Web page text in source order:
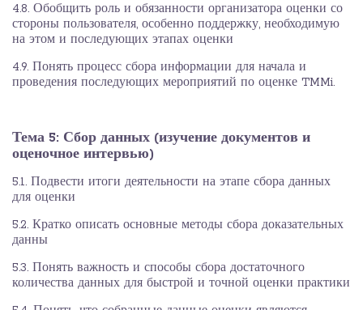
4.8. Обобщить роль и обязанности организатора оценки со
стороны пользователя, особенно поддержку, необходимую
на этом и последующих этапах оценки
4.9. Понять процесс сбора информации для начала и
проведения последующих мероприятий по оценке TMMi.
Тема 5: Сбор данных (изучение документов и
оценочное интервью)
5.1. Подвести итоги деятельности на этапе сбора данных
для оценки
5.2. Кратко описать основные методы сбора доказательных
данны
5.3. Понять важность и способы сбора достаточного
количества данных для быстрой и точной оценки практики